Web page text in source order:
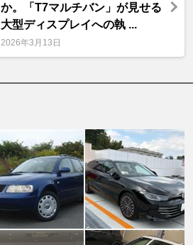
か。「T7マルチバン」が見せる
大型ディスプレイへの執 ...
2026年3月13日